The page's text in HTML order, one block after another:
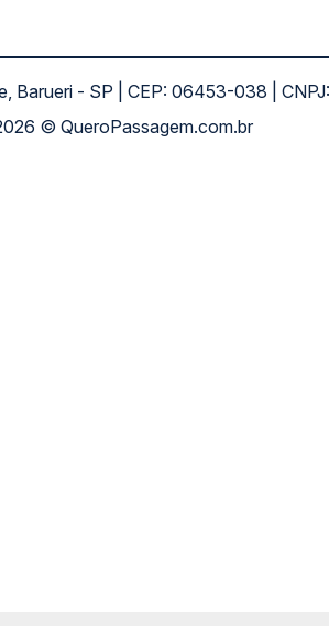
Barueri - SP | CEP: 06453-038 |
© QueroPassagem.com.br